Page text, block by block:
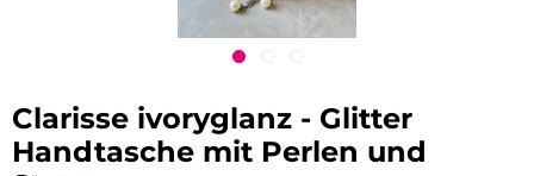
Clarisse ivoryglanz - Glitter
Handtasche mit Perlen und